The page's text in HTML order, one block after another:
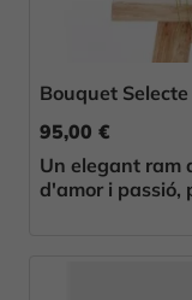
Bouquet Selecte
95,00 €
Un elegant ram
d'amor i passió,